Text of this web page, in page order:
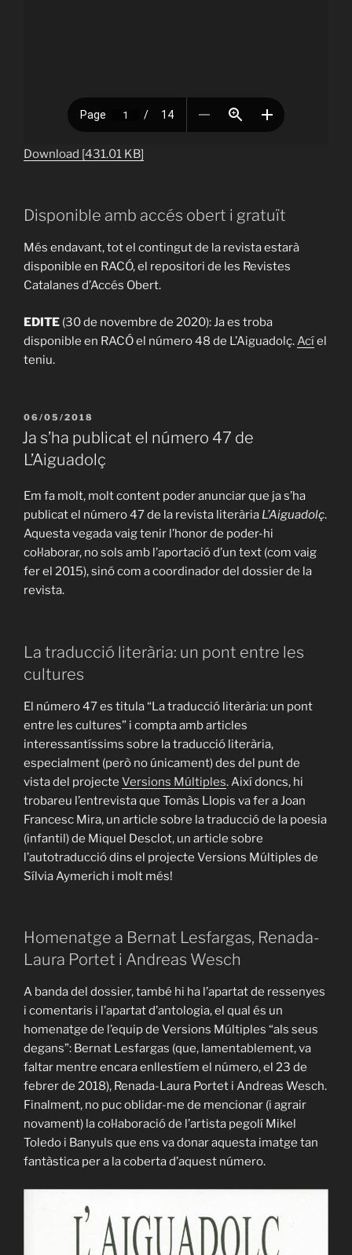
Download [431.01 KB]
Disponible amb accés obert i gratuït
Més endavant, tot el contingut de la revista estarà
disponible en RACÓ, el repositori de les Revistes
Catalanes d’Accés Obert.
EDITE (30 de novembre de 2020): Ja es troba
disponible en RACÓ el número 48 de L’Aiguadolç.Acíel
teniu.
PUBLICAT
A
06/05/2018
Ja s’ha publicat el número 47 de
L’Aiguadolç
Em fa molt, molt content poder anunciar que ja s’ha
publicat el número 47 de la revista literària L’Aiguadolç.
Aquesta vegada vaig tenir l’honor de poder-hi
col·laborar, no sols amb l’aportació d’un text (com vaig
fer el 2015), sinó com a coordinador del dossier de la
revista.
La traducció literària: un pont entre les
cultures
El número 47 es titula “La traducció literària: un pont
entre les cultures” i compta amb articles
interessantíssims sobre la traducció literària,
especialment (però no únicament) des del punt de
vista del projecte Versions Múltiples. Així doncs, hi
trobareu l’entrevista que Tomàs Llopis va fer a Joan
Francesc Mira, un article sobre la traducció de la poesia
(infantil) de Miquel Desclot, un article sobre
l’autotraducció dins el projecte Versions Múltiples de
Sílvia Aymerich i molt més!
Homenatge a Bernat Lesfargas, Renada-
Laura Portet i Andreas Wesch
A banda del dossier, també hi ha l’apartat de ressenyes
i comentaris i l’apartat d’antologia, el qual és un
homenatge de l’equip de Versions Múltiples “als seus
degans”: Bernat Lesfargas (que, lamentablement, va
faltar mentre encara enllestíem el número, el 23 de
febrer de 2018), Renada-Laura Portet i Andreas Wesch.
Finalment, no puc oblidar-me de mencionar (i agrair
novament) la col·laboració de l’artista pegolí Mikel
Toledo i Banyuls que ens va donar aquesta imatge tan
fantàstica per a la coberta d’aquest número.